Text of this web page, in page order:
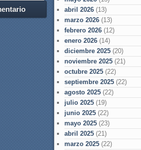
abril 2026 (13)
marzo 2026 (13)
febrero 2026 (12)
enero 2026 (14)
diciembre 2025 (20)
noviembre 2025 (21)
octubre 2025 (22)
septiembre 2025 (22)
agosto 2025 (22)
julio 2025 (19)
junio 2025 (22)
mayo 2025 (23)
abril 2025 (21)
marzo 2025 (22)